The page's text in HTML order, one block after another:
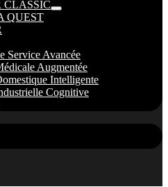
CLASSIC
QUEST
Service Avancée
Augmentée
Intelligente
Cognitive